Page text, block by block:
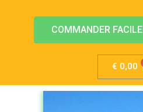
COMMANDER
€ 0,00